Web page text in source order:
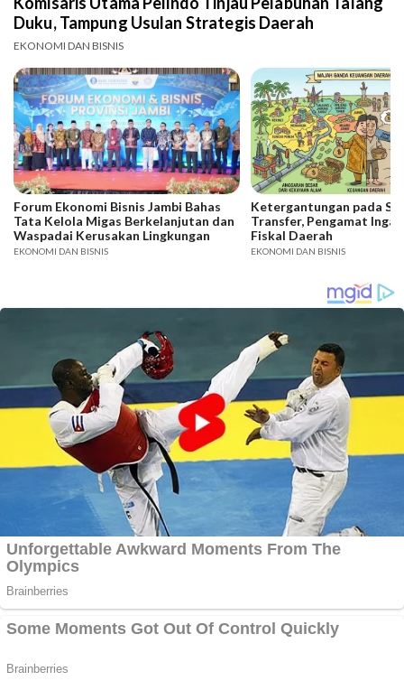
Duku, Tampung Usulan Strategis Daerah
EKONOMI DAN BISNIS
Forum Ekonomi Bisnis Jambi Bahas
Tata Kelola Migas Berkelanjutan dan
Waspadai Kerusakan Lingkungan
EKONOMI DAN BISNIS
Ketergantungan pada
Transfer, Pengamat
Fiskal Daerah
EKONOMI DAN BISNIS